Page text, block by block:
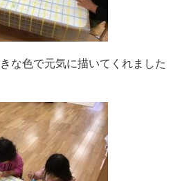
な色で元気に描いてくれました